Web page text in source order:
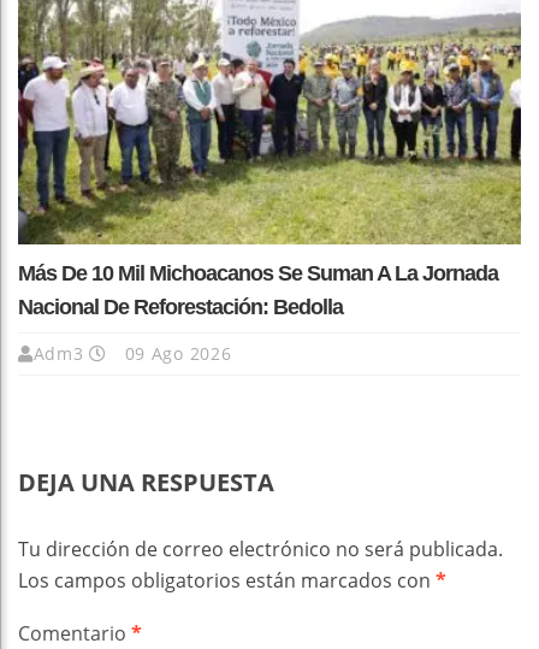
Más De 10 Mil Michoacanos Se Suman A La Jornada
Nacional De Reforestación: Bedolla
Adm3 09 Ago 2026
DEJA UNA RESPUESTA
Tu dirección de correo electrónico no será publicada.
Los campos obligatorios están marcados con *
Comentario *